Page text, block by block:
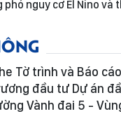
phó nguy cơ El Nino và
Tờ trình và Báo
đầu tư Dự án
Vành đai 5 -